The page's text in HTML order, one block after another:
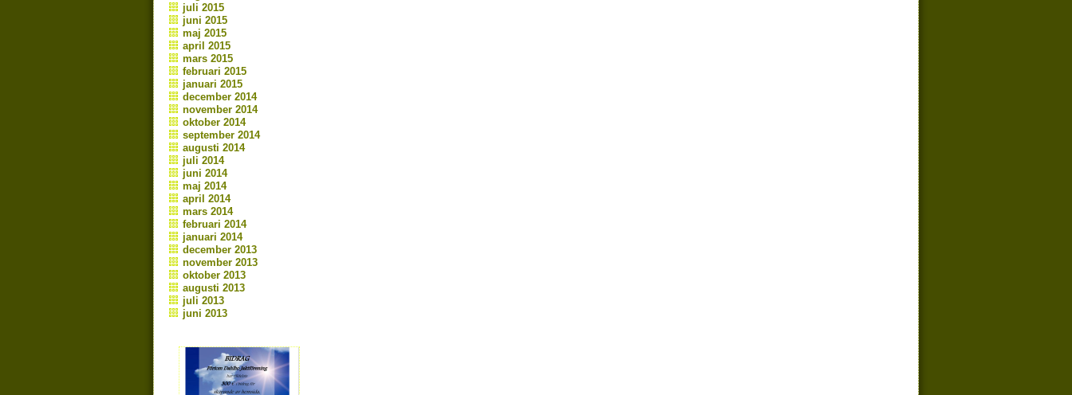
juli 2015
juni 2015
maj 2015
april 2015
mars 2015
februari 2015
januari 2015
december 2014
november 2014
oktober 2014
september 2014
augusti 2014
juli 2014
juni 2014
maj 2014
april 2014
mars 2014
februari 2014
januari 2014
december 2013
november 2013
oktober 2013
augusti 2013
juli 2013
juni 2013